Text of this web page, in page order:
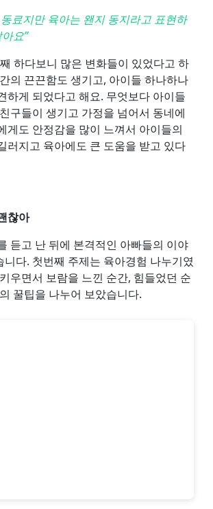
료지만 육아는 왠지 동지라고 표현하
요”
하다보니 많은 변화들이 있었다고 하
의 끈끈함도 생기고, 아이들 하나하나
하게 되었다고 해요. 무엇보다 아이들
구들이 생기고 가정을 넘어서 동네에
게도 안정감을 많이 느껴서 아이들의
러지고 육아에도 큰 도움을 받고 있다
찮아
듣고 난 뒤에 본격적인 아빠들의 이야
니다. 첫번째 주제는 육아경험 나누기였
우면서 보람을 느낀 순간, 힘들었던 순
꿀팁을 나누어 보았습니다.